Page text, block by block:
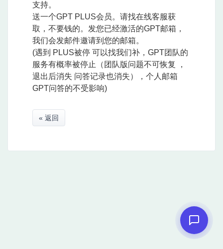
支持。
送一个GPT PLUS会员。请找在线客服获
取，不要钱的。发您已经激活的GPT邮箱，
我们会发邮件邀请到您的邮箱。
(遇到 PLUS被停 可以找我们补，GPT团队的
服务有概率被停止（团队版问题不可恢复 ，
退出后消失 问答记录也消失），个人邮箱
GPT问答的不受影响)
« 返回